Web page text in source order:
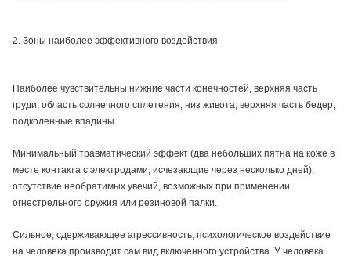
2. Зоны наиболее эффективного воздействия
Наиболее чувствительны нижние части конечностей, верхняя часть
груди, область солнечного сплетения, низ живота, верхняя часть бедер,
подколенные впадины.
Минимальный травматический эффект (два небольших пятна на коже в
месте контакта с электродами, исчезающие через несколько дней),
отсутствие необратимых увечий, возможных при применении
огнестрельного оружия или резиновой палки.
Сильное, сдерживающее агрессивность, психологическое воздействие
на человека производит сам вид включенного устройства. У человека